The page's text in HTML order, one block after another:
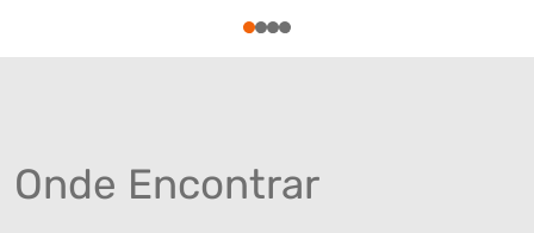
1234
Onde Encontrar